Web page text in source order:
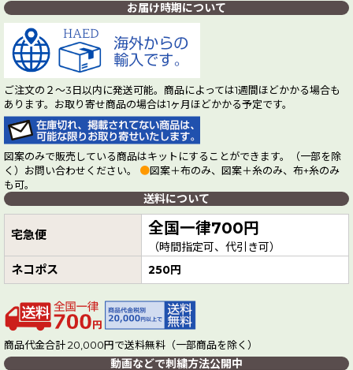
お届け時期について
ご注文の２～3日以内に発送可能。商品によっては1週間ほどかかる場合も
あります。お取り寄せ商品の場合は1ヶ月ほどかかる予定です。
図案のみで販売している商品はキットにすることができます。（一部を除
く）お問い合わせください。 ●図案＋布のみ、図案＋糸のみ、布+糸のみ
も可。
送料について
宅急便 全国一律700円
（時間指定可、代引き可）
ネコポス 250円
商品代金合計 20,000円で送料無料（一部商品を除く）
動画などで刺繍方法公開中